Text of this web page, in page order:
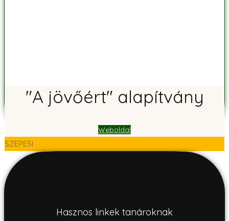
"A jövőért" alapítvány
Weboldal
SZEPESI
Hasznos linkek tanároknak